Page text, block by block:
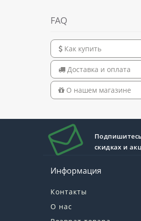
FAQ
Как купить
Доставка и оплата
О нашем магазине
скидках и
Информация
Контакты
О нас